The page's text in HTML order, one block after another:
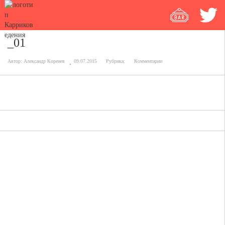
_01
Автор: Александр Коренев 09.07.2015 Рубрика: Комментарии